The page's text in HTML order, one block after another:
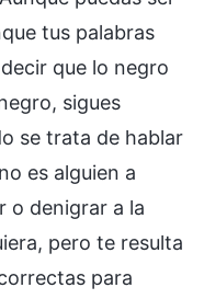
tus palabras
que lo negro
sigues
se trata de hablar
es alguien a
o denigrar a la
pero te resulta
para